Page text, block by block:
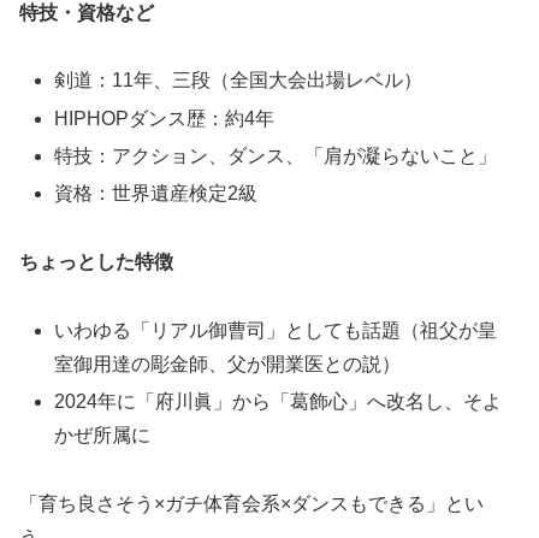
特技・資格など
剣道：11年、三段（全国大会出場レベル）
HIPHOPダンス歴：約4年
特技：アクション、ダンス、「肩が凝らないこと」
資格：世界遺産検定2級
ちょっとした特徴
いわゆる「リアル御曹司」としても話題（祖父が皇
室御用達の彫金師、父が開業医との説）
2024年に「府川眞」から「葛飾心」へ改名し、そよ
かぜ所属に
「育ち良さそう×ガチ体育会系×ダンスもできる」とい